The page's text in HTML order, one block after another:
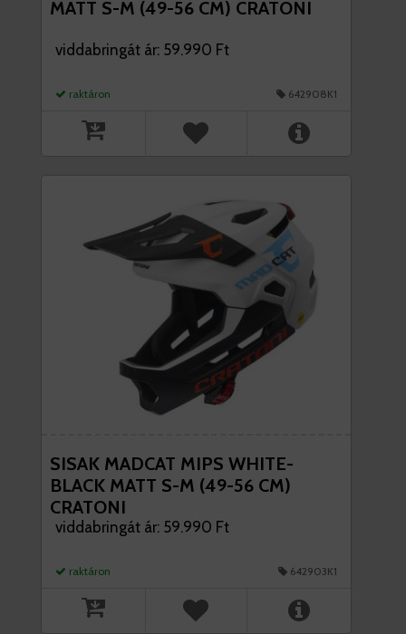
MATT S-M (49-56 CM) CRATONI
viddabringát ár: 59.990 Ft
raktáron 642908K1
SISAK MADCAT MIPS WHITE-
BLACK MATT S-M (49-56 CM)
CRATONI
viddabringát ár: 59.990 Ft
raktáron 642903K1